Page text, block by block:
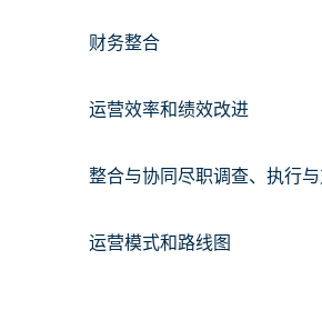
财务整合
运营效率和绩效改进
整合与协同尽职调查、执行
运营模式和路线图